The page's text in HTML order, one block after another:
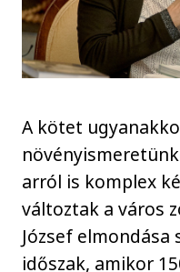
A kötet
arról is komplex
változtak a város
József
időszak, amikor